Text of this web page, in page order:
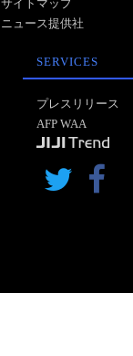
サイトマップ
ニュース提供社
SERVICES
プレスリリース
AFP WAA